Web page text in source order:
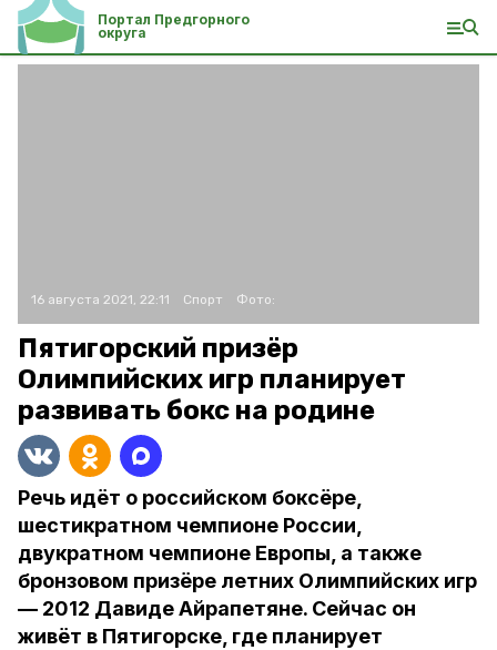
Портал Предгорного
округа
16 августа 2021, 22:11 Спорт Фото:
Пятигорский призёр
Олимпийских игр планирует
развивать бокс на родине
Речь идёт о российском боксёре,
шестикратном чемпионе России,
двукратном чемпионе Европы, а также
бронзовом призёре летних Олимпийских игр
— 2012 Давиде Айрапетяне. Сейчас он
живёт в Пятигорске, где планирует